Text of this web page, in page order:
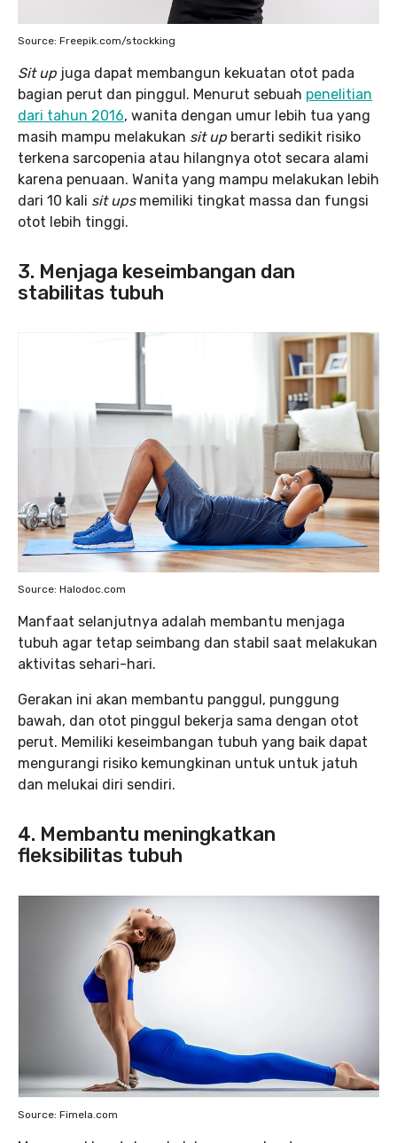
Source: Freepik.com/stockking
Sit up juga dapat membangun kekuatan otot pada
bagian perut dan pinggul. Menurut sebuah penelitian
dari tahun 2016, wanita dengan umur lebih tua yang
masih mampu melakukan sit up berarti sedikit risiko
terkena sarcopenia atau hilangnya otot secara alami
karena penuaan. Wanita yang mampu melakukan lebih
dari 10 kali sit upsmemiliki tingkat massa dan fungsi
otot lebih tinggi.
3. Menjaga keseimbangan dan
stabilitas tubuh
Source: Halodoc.com
Manfaat selanjutnya adalah membantu menjaga
tubuh agar tetap seimbang dan stabil saat melakukan
aktivitas sehari-hari.
Gerakan ini akan membantu panggul, punggung
bawah, dan otot pinggul bekerja sama dengan otot
perut. Memiliki keseimbangan tubuh yang baik dapat
mengurangi risiko kemungkinan untuk untuk jatuh
dan melukai diri sendiri.
4. Membantu meningkatkan
fleksibilitas tubuh
Source: Fimela.com